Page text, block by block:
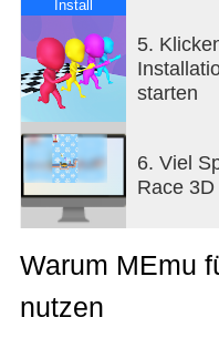
Install
5.
starten
6. Viel
Race
Warum MEmu
nutzen